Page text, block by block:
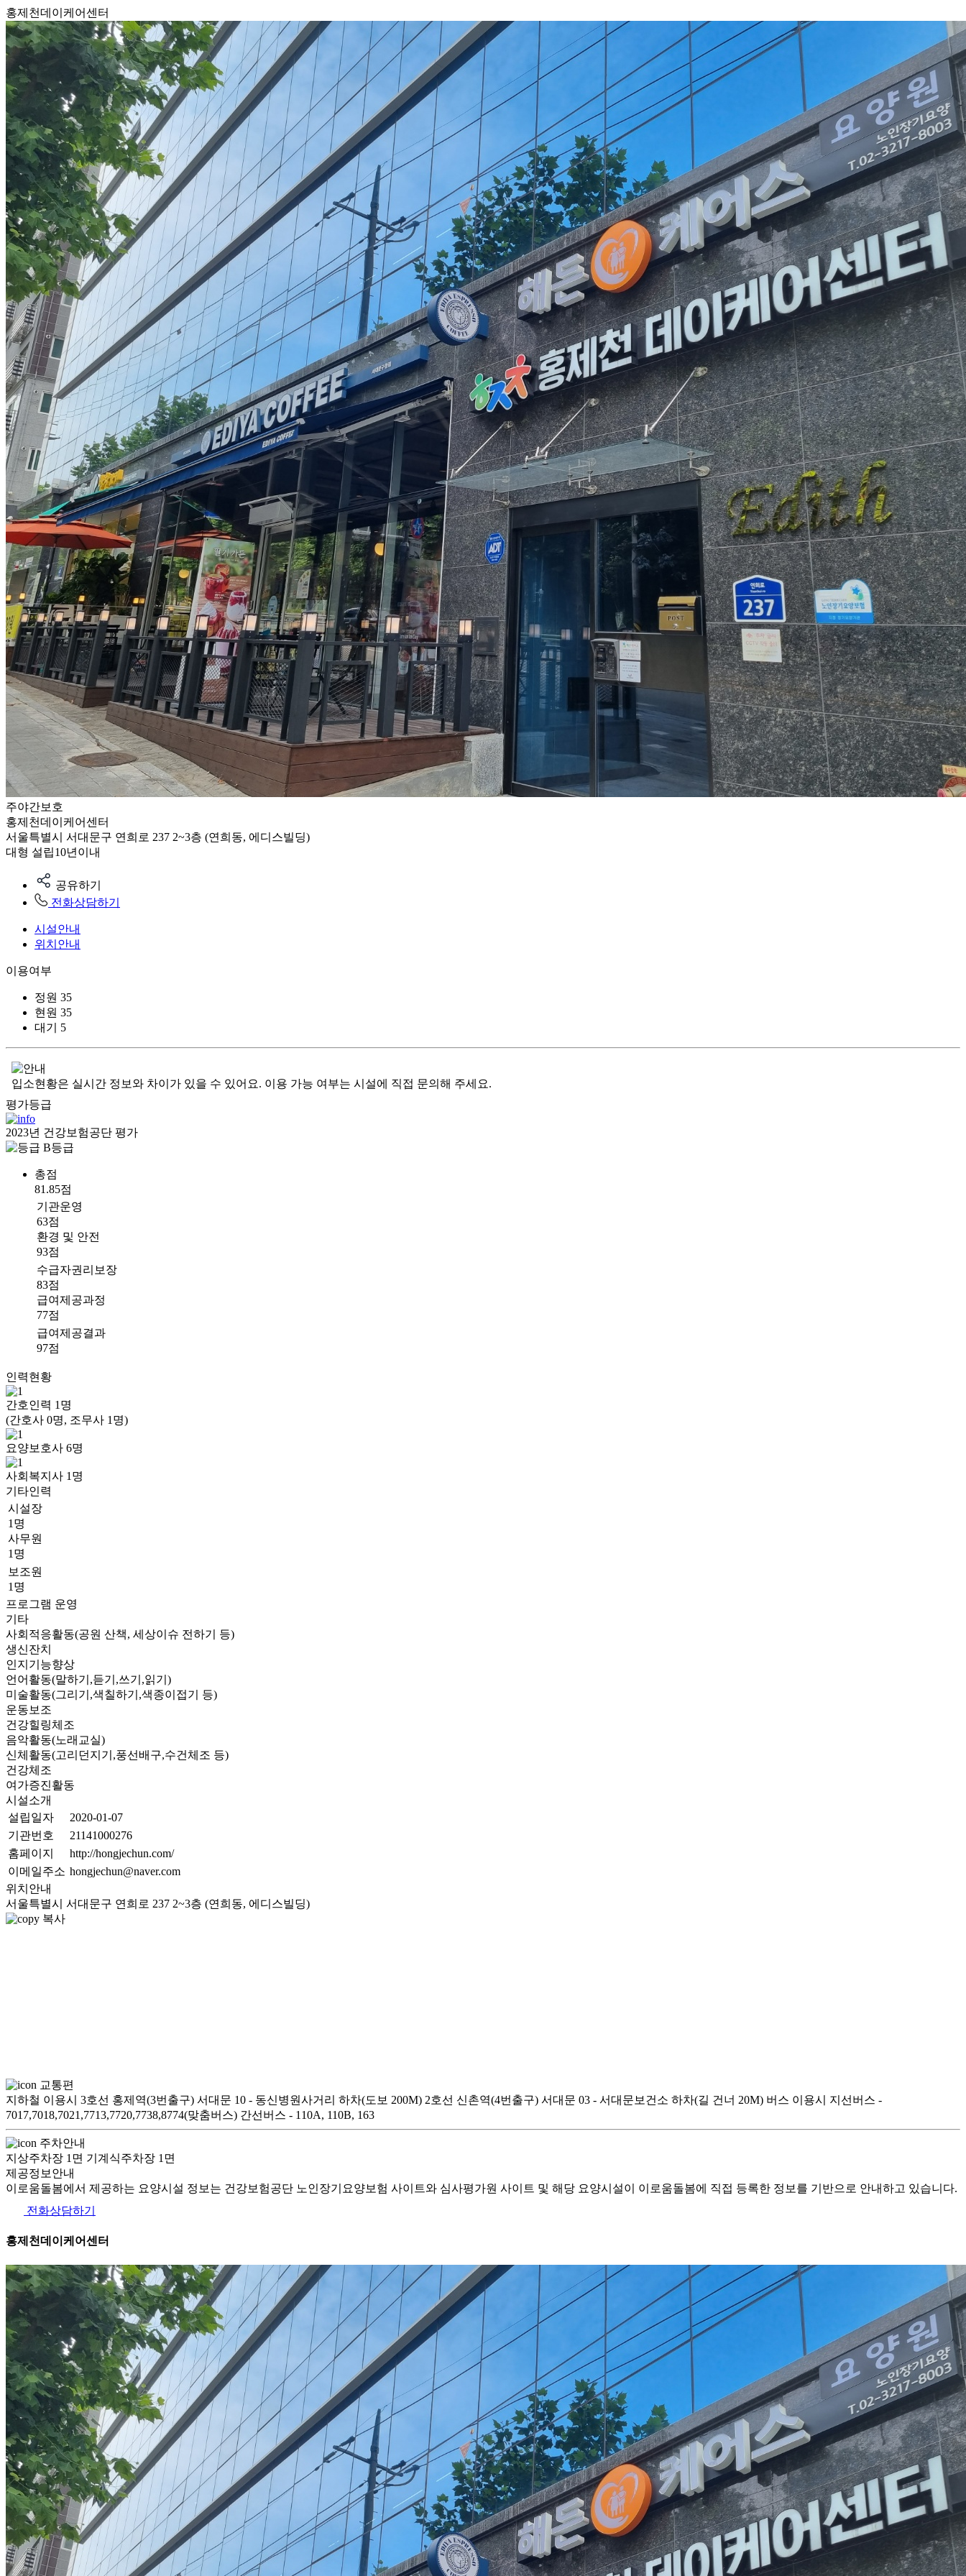
홍제천데이케어센터
주야간보호
홍제천데이케어센터
서울특별시 서대문구 연희로 237 2~3층 (연희동, 에디스빌딩)
대형 설립10년이내
공유하기
전화상담하기
시설안내
위치안내
이용여부
정원 35
현원 35
대기
5
입소현황은 실시간 정보와 차이가 있을 수 있어요. 이용 가능 여부는 시설에 직접 문의해 주세요.
평가등급
2023년 건강보험공단 평가
B등급
총점
81.85점
기관운영
63점
환경 및 안전
93점
수급자권리보장
83점
급여제공과정
77점
급여제공결과
97점
인력현황
간호인력 1 명
(간호사 0명, 조무사 1명)
요양보호사 6명
사회복지사 1 명
기타인력
시설장
1명
사무원
1명
보조원
1명
프로그램 운영
기타
사회적응활동(공원 산책, 세상이슈 전하기 등)
생신잔치
인지기능향상
언어활동(말하기,듣기,쓰기,읽기)
미술활동(그리기,색칠하기,색종이접기 등)
운동보조
건강힐링체조
음악활동(노래교실)
신체활동(고리던지기,풍선배구,수건체조 등)
건강체조
여가증진활동
시설소개
설립일자
2020-01-07
기관번호
21141000276
홈페이지
http://hongjechun.com/
이메일주소 hongjechun@naver.com
위치안내
서울특별시 서대문구 연희로 237 2~3층 (연희동, 에디스빌딩)
복사
교통편
지하철 이용시 3호선 홍제역(3번출구) 서대문 10 - 동신병원사거리 하차(도보 200M) 2호선 신촌역(4번출구) 서대문 03 - 서대문보건소 하차(길 건너 20M) 버스 이용시 지선버스 -
7017,7018,7021,7713,7720,7738,8774(맞춤버스) 간선버스 - 110A, 110B, 163
주차안내
지상주차장 1면 기계식주차장 1면
제공정보안내
이로움돌봄에서 제공하는 요양시설 정보는 건강보험공단 노인장기요양보험 사이트와 심사평가원 사이트 및 해당 요양시설이 이로움돌봄에 직접 등록한 정보를 기반으로 안내하고 있습니다.
전화상담하기
홍제천데이케어센터